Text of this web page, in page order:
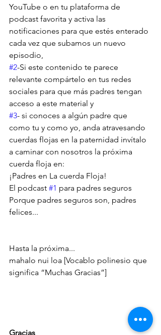
YouTube o en tu plataforma de
podcast favorita y activa las
notificaciones para que estés enterado
cada vez que subamos un nuevo
episodio,
#2-Si este contenido te parece
relevante compártelo en tus redes
sociales para que más padres tengan
acceso a este material y
#3- si conoces a algún padre que
como tu y como yo, anda atravesando
cuerdas flojas en la paternidad invítalo
a caminar con nosotros la próxima
cuerda floja en:
¡Padres en La cuerda Floja!
El podcast #1 para padres seguros
Porque padres seguros son, padres
felices...
Hasta la próxima...
mahalo nui loa [Vocablo polinesio que
significa “Muchas Gracias”]
Gracias